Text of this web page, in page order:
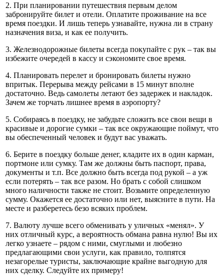
2. При планировании путешествия первым делом
забронируйте билет и отели. Оплатите проживание на все
время поездки. И лишь теперь узнавайте, нужна ли в страну
назначения виза, и как ее получить.
3. Железнодорожные билеты всегда покупайте с рук – так вы
избежите очередей в кассу и сэкономите свое время.
4. Планировать перелет и бронировать билеты нужно
впритык. Перерыва между рейсами в 15 минут вполне
достаточно. Ведь самолеты летают без задержек и накладок.
Зачем же торчать лишнее время в аэропорту?
5. Собираясь в поездку, не забудьте сложить все свои вещи в
красивые и дорогие сумки – так все окружающие поймут, что
вы обеспеченный человек и будут вас уважать.
6. Берите в поездку больше денег, кладите их в один карман,
портмоне или сумку. Там же должны быть паспорт, права,
документы и т.п. Все должно быть всегда под рукой – а уж
если потерять – так все разом. Но брать с собой слишком
много наличности также не стоит. Возьмите определенную
сумму. Окажется ее достаточно или нет, выясните в пути. На
месте и разберетесь безо всяких проблем.
7. Валюту лучше всего обменивать у уличных «менял». У
них отличный курс, а вероятность обмана равна нулю! Вы их
легко узнаете – рядом с ними, смуглыми и любезно
предлагающими свои услуги, как правило, толпятся
незагорелые туристы, заключающие крайне выгодную для
них сделку. Следуйте их примеру!